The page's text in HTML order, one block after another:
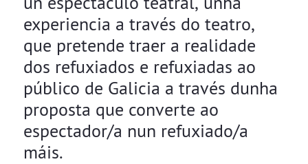
experiencia a través do teatro,
que pretende traer a realidade
dos refuxiados e refuxiadas ao
público de Galicia a través dunha
proposta que converte ao
espectador/a nun refuxiado/a
máis.